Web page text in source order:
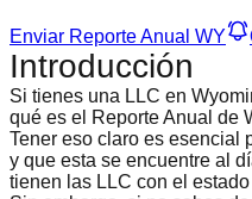
Enviar Reporte Anual WY
Introducción
Si tienes una LLC en
qué es el Reporte Anual de
Tener eso claro es esencial
y que esta se encuentre al
tienen las LLC con el